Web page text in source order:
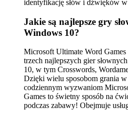
identyfikację słów i dźwięków
Jakie są najlepsze gry
Windows 10?
Microsoft Ultimate Word Games
trzech najlepszych gier
10, w tym Crosswords,
Dzięki wielu sposobom grania
codziennym wyzwaniom
Games to świetny sposób na
podczas zabawy! Obejmuje